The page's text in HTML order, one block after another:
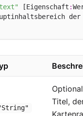
[Eigenschaft :
Titel,